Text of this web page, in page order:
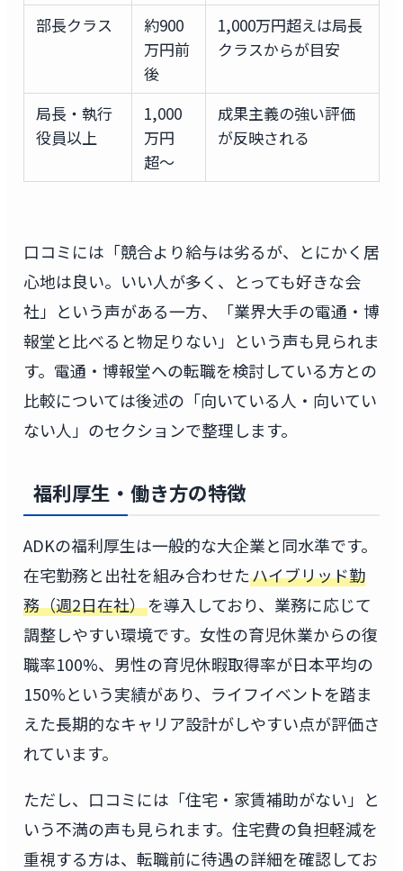
部長クラス
約900
万円前
後
1,000万円超えは局長
クラスからが目安
局長・執行
役員以上
1,000
万円
超〜
成果主義の強い評価
が反映される
口コミには「競合より給与は劣るが、とにかく居
心地は良い。いい人が多く、とっても好きな会
社」という声がある一方、「業界大手の電通・博
報堂と比べると物足りない」という声も見られま
す。電通・博報堂への転職を検討している方との
比較については後述の「向いている人・向いてい
ない人」のセクションで整理します。
福利厚生・働き方の特徴
ADKの福利厚生は一般的な大企業と同水準です。
在宅勤務と出社を組み合わせたハイブリッド勤
務（週2日在社）を導入しており、業務に応じて
調整しやすい環境です。女性の育児休業からの復
職率100%、男性の育児休暇取得率が日本平均の
150%という実績があり、ライフイベントを踏ま
えた長期的なキャリア設計がしやすい点が評価さ
れています。
ただし、口コミには「住宅・家賃補助がない」と
いう不満の声も見られます。住宅費の負担軽減を
重視する方は、転職前に待遇の詳細を確認してお